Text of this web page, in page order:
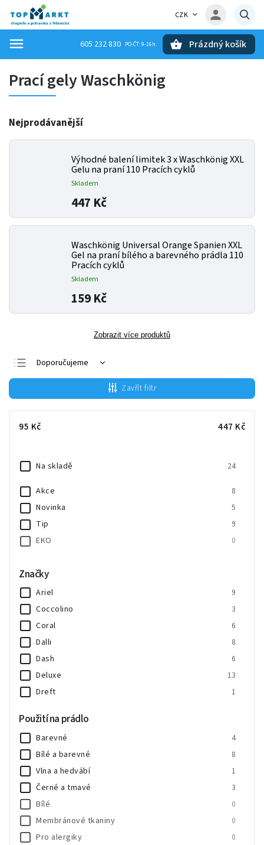
CZK
605 232 830 Prázdný košík
Prací gely Waschkönig
Nejprodávanější
Výhodné balení limitek 3 x Waschkönig XXL
Gelu na praní 110 Pracích cyklů
Skladem
447 Kč
Waschkönig Universal Orange Spanien XXL
Gel na praní bílého a barevného prádla 110
Pracích cyklů
Skladem
159 Kč
Zobrazit více produktů
Doporučujeme
Nejlevnější
Nejdražší
Nejprodávanější
Zavřít filtr
95 Kč 447 Kč
Na skladě 24
Akce 8
Novinka 5
Tip 9
EKO 0
Značky
Ariel 9
Coccolino 3
Coral 6
Dalli 8
Dash 6
Deluxe 13
Dreft 1
Felce Azzurra
Frosch 4
G&G - Gut & Günstig 4
Gallus 5
Chanteclair 10
Klee 2
Kuschelweich 3
Lovran 3
Použití na prádlo
Barevné 4
Bílé a barevné 8
Vlna a hedvábí 1
Černé a tmavé 3
Bílé 0
Membránové tkaniny 0
Pro alergiky 0